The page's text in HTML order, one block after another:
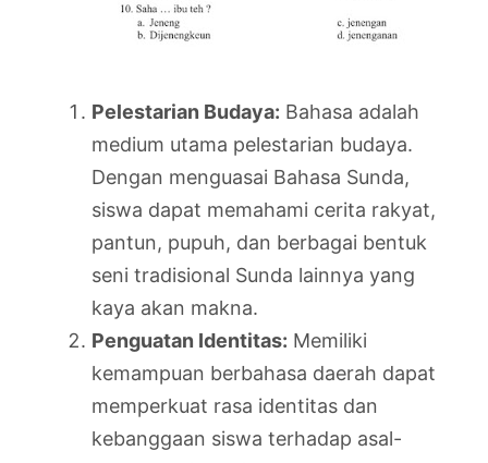
Pelestarian Budaya: Bahasa adalah
medium utama pelestarian budaya.
Dengan menguasai Bahasa Sunda,
siswa dapat memahami cerita rakyat,
pantun, pupuh, dan berbagai bentuk
seni tradisional Sunda lainnya yang
kaya akan makna.
Penguatan Identitas: Memiliki
kemampuan berbahasa daerah dapat
memperkuat rasa identitas dan
kebanggaan siswa terhadap asal-